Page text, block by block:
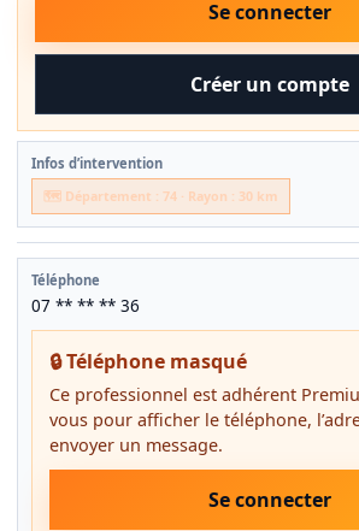
Se connecter
Créer un compte
Infos d’intervention
🗺️ Département : 74 · Rayon : 30 km
Téléphone
07 ** ** ** 36
🔒 Téléphone masqué
Ce professionnel est adhérent
vous pour afficher le téléphone,
envoyer un message.
Se connecter